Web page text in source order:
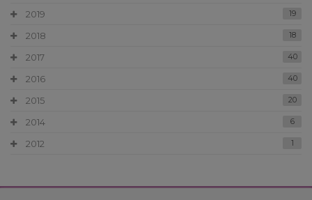
2019 19
2018 18
2017 40
2016 40
2015 20
2014 6
2012 1